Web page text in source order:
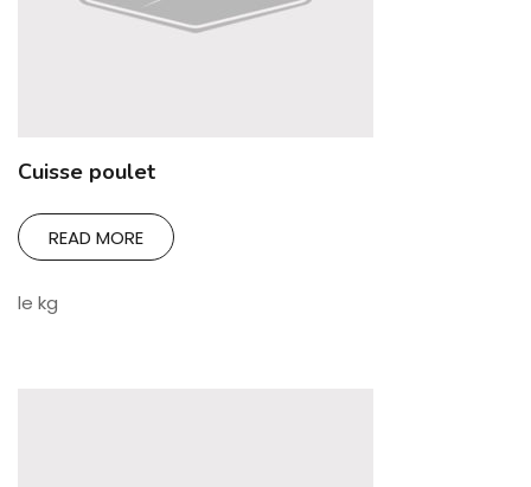
Cuisse poulet
READ MORE
le kg